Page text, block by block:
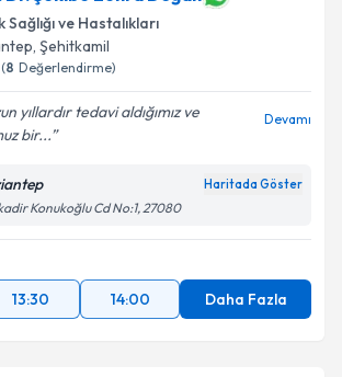
verilerimin işlenmesine ilişkin
Aydınlatma
okudum ve kişisel verilerimin belirtilen
Takvim Talebini Gönder
Sağlığı ve Hastalıkları
, Şehitkamil
(8 Değerlendirme)
yıllardır tedavi aldığımız ve
bir...
Devamı
Haritada Göster
Konukoğlu Cd No:1, 27080
13:30 14:00 Daha Fazla